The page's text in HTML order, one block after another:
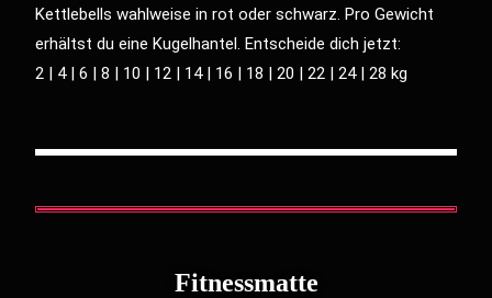
Kettlebells wahlweise in rot oder schwarz. Pro Gewicht
erhältst du eine Kugelhantel. Entscheide dich jetzt:
2 | 4 | 6 | 8 | 10 | 12 | 14 | 16 | 18 | 20 | 22 | 24 | 28 kg
Fitnessmatte